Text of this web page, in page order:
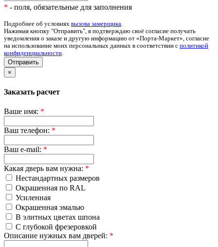
* - поля, обязательные для заполнения
Подробнее об условиях вызова замерщика.
Нажимая кнопку "Отправить", я подтверждаю своё согласие получать
уведомления о заказе и другую информацию от «Порта-Маркет», согласие
на использование моих персональных данных в соответствии с политикой
конфиденциальности.
Отправить
×
Заказать расчет
Ваше имя: *
Ваш телефон: *
Ваш e-mail: *
Какая дверь вам нужна: *
Нестандартных размеров
Окрашенная по RAL
Усиленная
Окрашенная эмалью
В элитных цветах шпона
С глубокой фрезеровкой
Описание нужных вам дверей: *